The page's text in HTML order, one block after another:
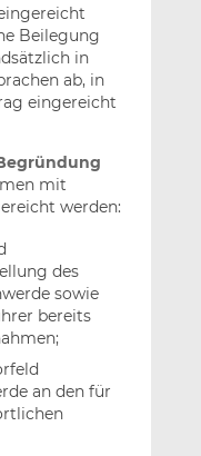
Beilegung
in
ab, in
eingereicht
mit
werden:
des
sowie
bereits
an den für